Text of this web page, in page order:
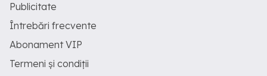
Publicitate
Întrebări frecvente
Abonament VIP
Termeni și condiții